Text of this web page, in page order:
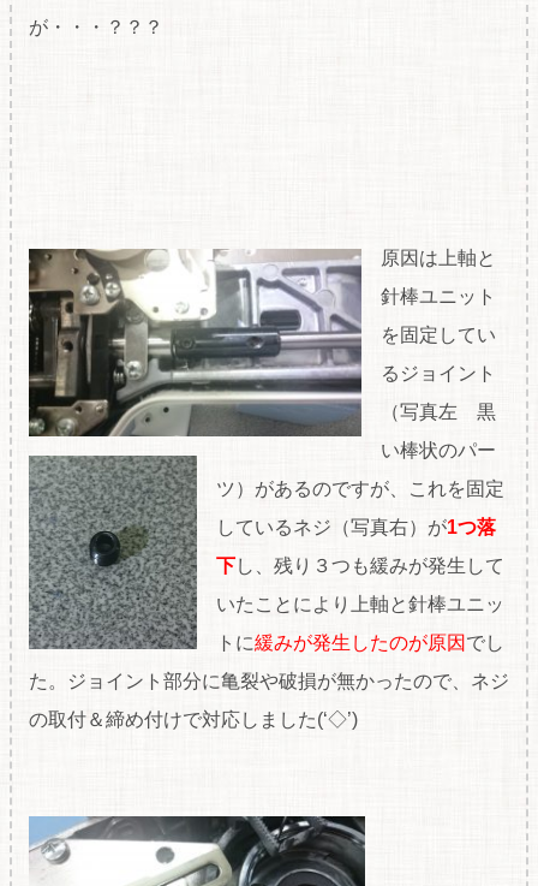
が・・・？？？
原因は上軸と
針棒ユニット
を固定してい
るジョイント
（写真左 黒
い棒状のパー
ツ）があるのですが、これを固定
しているネジ（写真右）が1つ落
下し、残り３つも緩みが発生して
いたことにより上軸と針棒ユニッ
トに緩みが発生したのが原因 でし
た。ジョイント部分に亀裂や破損が無かったので、ネジ
の取付＆締め付けで対応しました(‘◇’)ゞ